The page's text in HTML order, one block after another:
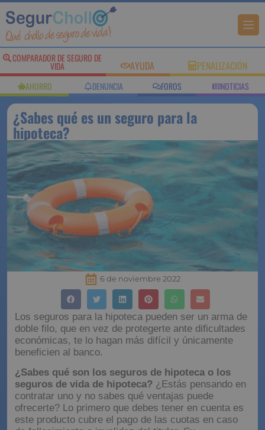
COMPARADOR DE SEGURO DE
VIDA AYUDA PENALIZACIÓN
AHORRO DENUNCIA FOROS NOTICIAS
¿Sabes qué es un seguro para la
hipoteca?
6 de noviembre 2022
Los seguros para la hipoteca pueden ser un arma de
doble filo, que en vez de protegerte ante dificultades
económicas, te lo hagan más difícil y únicamente
beneficien al banco.
¿Sabes qué son los seguros de hipoteca o los
seguros de vida de hipoteca? ¿Estás pensando en
contratar uno y no sabes qué ventajas puede
ofrecerte? Lo primero que debes tener en cuenta es
este producto cubre el pago de las cuotas en caso